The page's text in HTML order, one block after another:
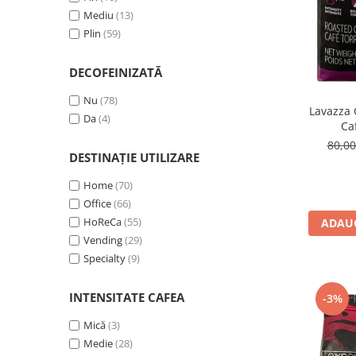
Piper (1)
50% Arabica / 50% Robusta
40% Arabica / 60% Robusta
20% Arabica / 80% Robusta
100% Robusta
Mediu (13)
Plin (59)
DECOFEINIZATĂ
Nu (78)
Da(4)
DESTINAȚIE UTILIZARE
Home(70)
Office(66)
HoReCa(55)
Vending(29)
Specialty(9)
INTENSITATE CAFEA
Mică(3)
Medie(28)
Lavazza
-3%